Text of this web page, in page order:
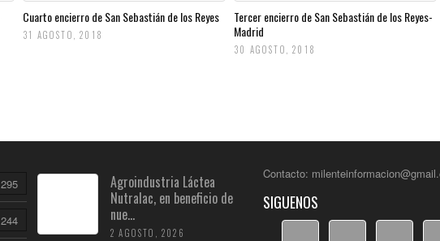
Cuarto encierro de San Sebastián de los Reyes
31 AGOSTO, 2018
Tercer encierro de San Sebastián de los Reyes-
Madrid
30 AGOSTO, 2018
295
244
Agroindustria Láctea
Nutralac, en beneficio de
nue...
2 AGOSTO, 2026
Contacto:
SIGUENOS